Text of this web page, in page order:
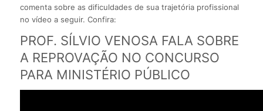
comenta sobre as dificuldades de sua trajetória profissional
no vídeo a seguir. Confira:
PROF. SÍLVIO VENOSA FALA SOBRE
A REPROVAÇÃO NO CONCURSO
PARA MINISTÉRIO PÚBLICO